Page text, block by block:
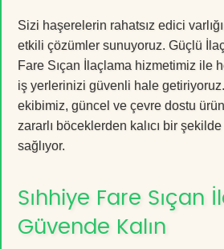
Sizi haşerelerin rahatsız edici
etkili çözümler sunuyoruz. Güçlü
Fare Sıçan İlaçlama hizmetimiz ile
iş yerlerinizi güvenli hale
ekibimiz, güncel ve çevre dostu
zararlı böceklerden kalıcı bir şekilde
sağlıyor.
Sıhhiye Fare Sıçan
Güvende Kalın